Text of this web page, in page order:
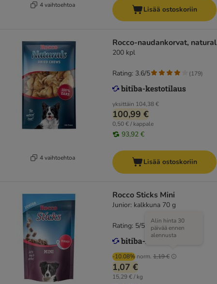
4 vaihtoehtoa
Lisää ostoskoriin
4 vaihtoehtoa
Rocco-naudankorvat, natural
200 kpl
yksittäin 104,38 €
100,99 €
0,50 € / kappale
93,92 €
Rating: 3.6/5 (179)
Lisää ostoskoriin
Rocco Sticks Mini
Junior: kalkkuna 70 g
-10.08% norm. 1,19 €
Alin hinta 30
päivää ennen
alennusta
1,07 €
15,29 € / kg
Rating: 5/5 (